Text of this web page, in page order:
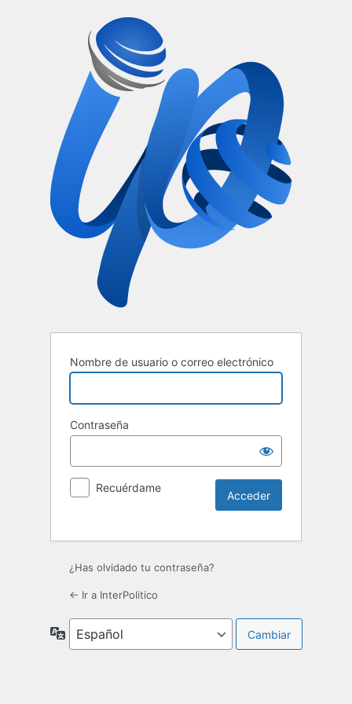
Nombre de usuario o correo electrónico
Contraseña
Recuérdame
¿Has olvidado tu contraseña?
← Ir a InterPolitico
Idioma